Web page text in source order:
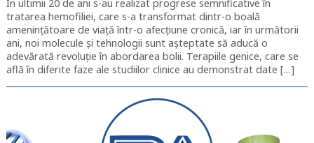
În ultimii 20 de ani s-au realizat progrese semnificative în
tratarea hemofiliei, care s-a transformat dintr-o boală
amenințătoare de viață într-o afecțiune cronică, iar în următorii
ani, noi molecule și tehnologii sunt așteptate să aducă o
adevărată revoluție în abordarea bolii. Terapiile genice, care se
află în diferite faze ale studiilor clinice au demonstrat date […]